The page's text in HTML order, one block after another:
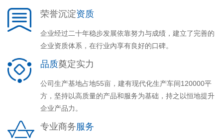
荣誉沉淀资质
企业经过二十年稳步发展依靠努力与成绩，建立了完善的
企业资质体系，在行业內享有良好的口碑。
品质奠定实力
公司生产基地占地55亩，建有现代化生产车间120000平
方，坚持以高质量的产品和服务为基础，持之以恒地提升
企业产品力。
专业商务服务